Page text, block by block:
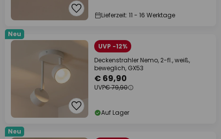
Lieferzeit: 11 - 16 Werktage
Neu
UVP -12%
Deckenstrahler Nemo, 2-fl., weiß,
beweglich, GX53
€ 69,90
UVP€ 79,90
Auf Lager
Neu